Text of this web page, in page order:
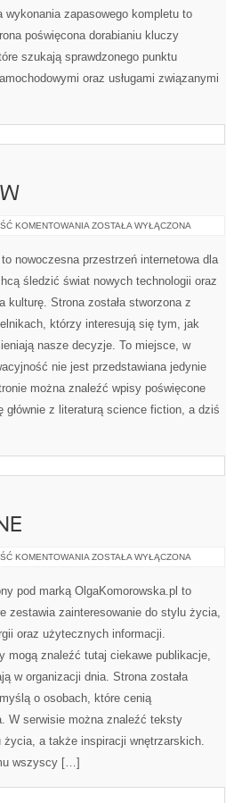
wykonania zapasowego kompletu to
poświęcona dorabianiu kluczy
szukają sprawdzonego punktu
oraz usługami związanymi
KOMENTOWANIA PYTANIA
ZOSTAŁA WYŁĄCZONA
nowoczesna przestrzeń internetowa dla
śledzić świat nowych technologii oraz
kulturę. Strona została stworzona z
którzy interesują się tym, jak
nasze decyzje. To miejsce, w
nie jest przedstawiana jedynie
można znaleźć wpisy poświęcone
z literaturą science fiction, a dziś
KOMENTOWANIA OSOBY
ZOSTAŁA WYŁĄCZONA
pod marką OlgaKomorowska.pl to
zestawia zainteresowanie do stylu życia,
oraz użytecznych informacji.
mogą znaleźć tutaj ciekawe publikacje,
w organizacji dnia. Strona została
o osobach, które cenią
W serwisie można znaleźć teksty
a także inspiracji wnętrzarskich.
wszyscy […]